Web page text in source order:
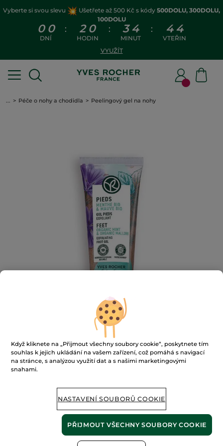
Vyberte si svou slevu Ušetřete až 500 Kč s kódy 500DOLU, 300DOLU,
100DOLU
0 0
DNÍ
: 2 0
HODIN
: 3 4
MINUT
: 4 3
VTEŘIN
VYUŽÍT
... Péče o nohy a chodidla Peelingový gel na nohy
75 ml
★★★★★
★★★★★
Žádná
hodnota
hodnocení
PŘIDAT HODNOCENÍ
Když kliknete na „Přijmout všechny soubory cookie“, poskytnete tím
souhlas k jejich ukládání na vašem zařízení, což pomáhá s navigací
na stránce, s analýzou využití dat a s našimi marketingovými
snahami.
NASTAVENÍ SOUBORŮ COOKIE
PŘIJMOUT VŠECHNY SOUBORY COOKIE